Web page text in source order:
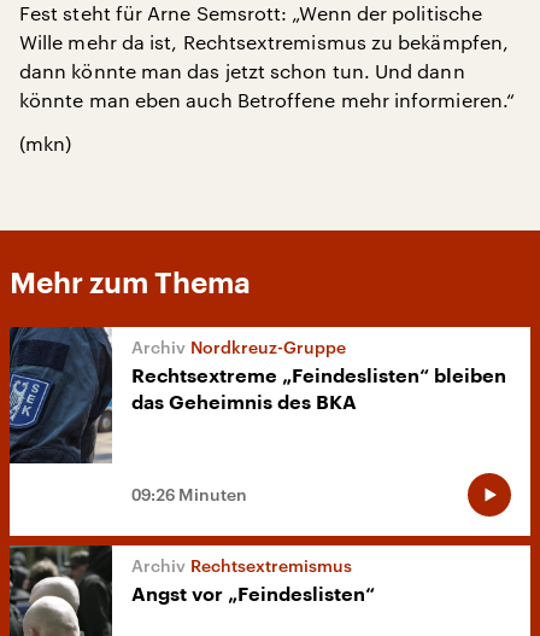
Fest steht für Arne Semsrott: „Wenn der politische
Wille mehr da ist, Rechtsextremismus zu bekämpfen,
dann könnte man das jetzt schon tun. Und dann
könnte man eben auch Betroffene mehr informieren.“
(mkn)
Mehr zum Thema
Nordkreuz-Gruppe
Rechtsextreme „Feindeslisten“ bleiben
das Geheimnis des BKA
09:26 Minuten
Rechtsextremismus
Angst vor „Feindeslisten“